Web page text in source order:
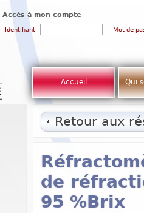
Accès à mon compte
Identifiant Mot de
Accueil Qui
Retour aux
de
95 %Brix